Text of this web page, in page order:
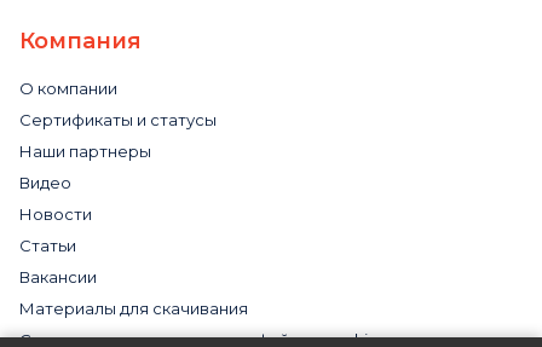
Компания
О компании
Сертификаты и статусы
Наши партнеры
Видео
Новости
Статьи
Вакансии
Материалы для скачивания
Cогласие на использование файлов cookies